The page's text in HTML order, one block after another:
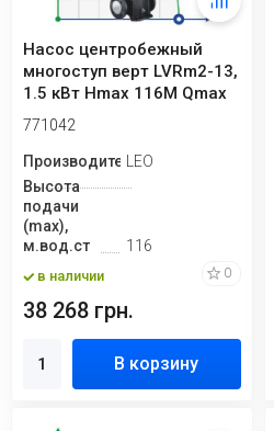
Насос центробежный
многоступ верт LVRm2-13,
1.5 кВт Hmax 116М Qmax
58.3 л/мин...
771042
ПроизводительLEO
Высота
подачи
(max),
м.вод.ст
116
в наличии 0
38 268 грн.
В корзину